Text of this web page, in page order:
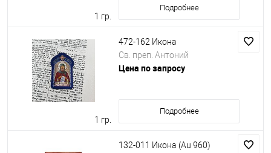
1 гр.
Подробнее
1 гр.
472-162 Икона
Св. преп. Антоний
Цена по запросу
Подробнее
132-011 Икона (Au 960)